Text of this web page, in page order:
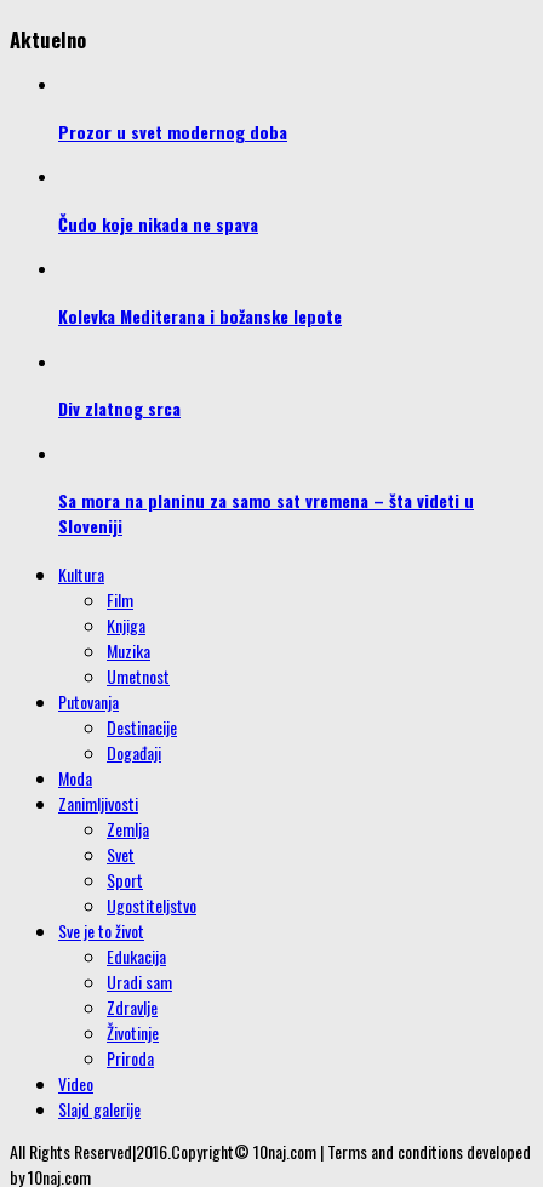
Aktuelno
Prozor u svet modernog doba
Čudo koje nikada ne spava
Kolevka Mediterana i božanske lepote
Div zlatnog srca
Sa mora na planinu za samo sat vremena – šta videti u
Sloveniji
Kultura
Film
Knjiga
Muzika
Umetnost
Putovanja
Destinacije
Događaji
Moda
Zanimljivosti
Zemlja
Svet
Sport
Ugostiteljstvo
Sve je to život
Edukacija
Uradi sam
Zdravlje
Životinje
Priroda
Video
Slajd galerije
All Rights Reserved|2016.Copyright© 10naj.com | Terms and conditions developed
by 10naj.com